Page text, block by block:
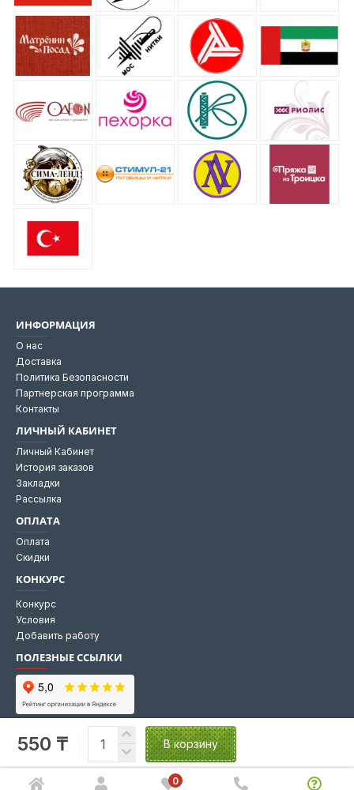
550 ₸ В корзину
0
ИНФОРМАЦИЯ
О нас
Доставка
Политика Безопасности
Партнерская программа
Контакты
ЛИЧНЫЙ КАБИНЕТ
Личный Кабинет
История заказов
Закладки
Рассылка
ОПЛАТА
Оплата
Скидки
КОНКУРС
Конкурс
Условия
Добавить работу
ПОЛЕЗНЫЕ ССЫЛКИ
Мы на Яндекс картах
Мы в 2GIS